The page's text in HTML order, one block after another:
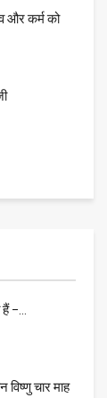
और कर्म को
हैं –…
विष्णु चार माह